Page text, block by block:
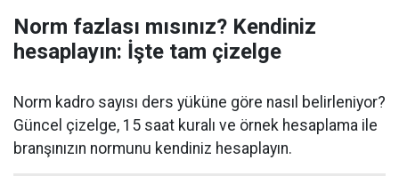
Norm fazlası mısınız? Kendiniz
hesaplayın: İşte tam çizelge
Norm kadro sayısı ders yüküne göre nasıl belirleniyor?
Güncel çizelge, 15 saat kuralı ve örnek hesaplama ile
branşınızın normunu kendiniz hesaplayın.